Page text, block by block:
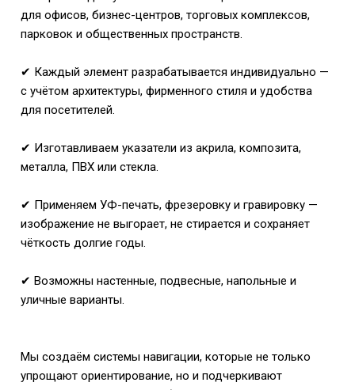
для офисов, бизнес-центров, торговых комплексов,
парковок и общественных пространств.
✔ Каждый элемент разрабатывается индивидуально —
с учётом архитектуры, фирменного стиля и удобства
для посетителей.
✔ Изготавливаем указатели из акрила, композита,
металла, ПВХ или стекла.
✔ Применяем УФ-печать, фрезеровку и гравировку —
изображение не выгорает, не стирается и сохраняет
чёткость долгие годы.
✔ Возможны настенные, подвесные, напольные и
уличные варианты.
Мы создаём системы навигации, которые не только
упрощают ориентирование, но и подчеркивают